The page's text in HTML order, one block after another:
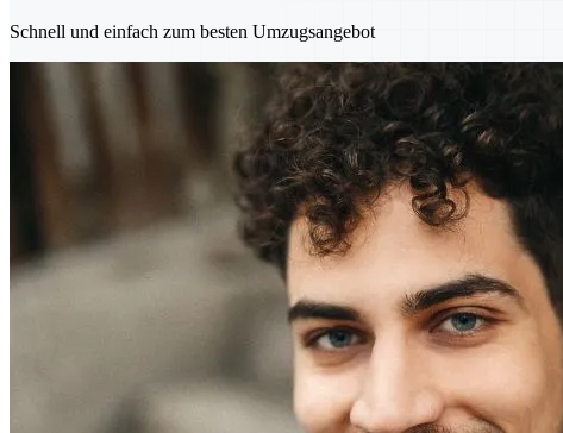
Schnell und einfach zum besten Umzugsangebot